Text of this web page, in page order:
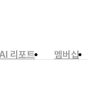
AI 리포트
멤버십